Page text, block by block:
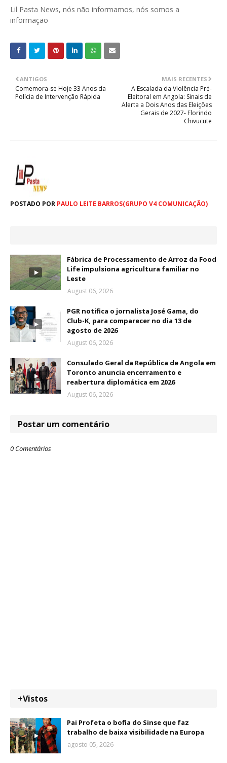
Lil Pasta News, nós não informamos, nós somos a
informação
MAIS RECENTES
A Escalada da Violência Pré-
Eleitoral em Angola: Sinais de
Alerta a Dois Anos das Eleições
Gerais de 2027- Florindo
Chivucute
ANTIGOS
Comemora-se Hoje 33 Anos da
Polícia de Intervenção Rápida
POSTADO POR PAULO LEITE BARROS(GRUPO V4 COMUNICAÇÃO)
Fábrica de Processamento de Arroz da Food
Life impulsiona agricultura familiar no
Leste
August 06, 2026
PGR notifica o jornalista José Gama, do
Club-K, para comparecer no dia 13 de
agosto de 2026
August 06, 2026
Consulado Geral da República de Angola em
Toronto anuncia encerramento e
reabertura diplomática em 2026
August 06, 2026
Postar um comentário
0 Comentários
+Vistos
Pai Profeta o bofia do Sinse que faz
trabalho de baixa visibilidade na Europa
agosto 05, 2026